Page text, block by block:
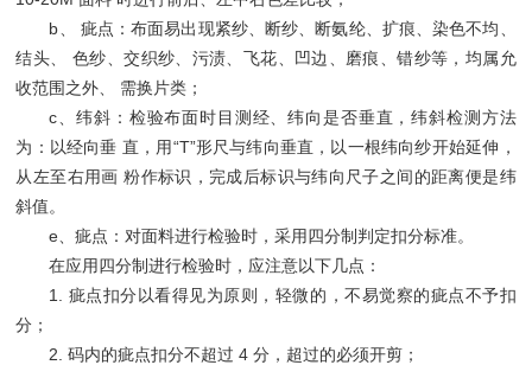
b、 疵点：布面易出现紧纱、断纱、断氨纶、扩痕、染色不均、
结头、 色纱、交织纱、污渍、飞花、凹边、磨痕、错纱等，均属允
收范围之外、 需换片类；
c、纬斜：检验布面时目测经、纬向是否垂直，纬斜检测方法
为：以经向垂 直，用“T”形尺与纬向垂直，以一根纬向纱开始延伸，
从左至右用画 粉作标识，完成后标识与纬向尺子之间的距离便是纬
斜值。
e、疵点：对面料进行检验时，采用四分制判定扣分标准。
在应用四分制进行检验时，应注意以下几点：
1. 疵点扣分以看得见为原则，轻微的，不易觉察的疵点不予扣
分；
2. 码内的疵点扣分不超过 4 分，超过的必须开剪；